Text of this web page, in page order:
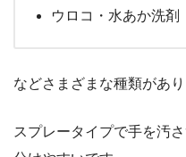
ウロコ・水あか洗剤
などさまざまな種類があり
スプレータイプで手を汚